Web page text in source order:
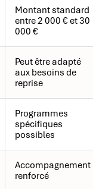
Montant standard
entre 2 000 € et 30
000 €
Peut être adapté
aux besoins de
reprise
Programmes
spécifiques
possibles
Accompagnement
renforcé